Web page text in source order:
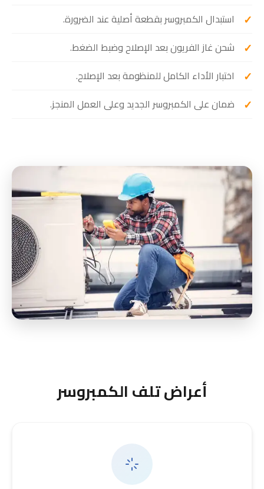
استبدال الكمبروسر بقطعة أصلية عند الضرورة.
شحن غاز الفريون بعد الإصلاح وضبط الضغط.
اختبار الأداء الكامل للمنظومة بعد الإصلاح.
ضمان على الكمبروسر الجديد وعلى العمل المنجز.
أعراض تلف الكمبروسر